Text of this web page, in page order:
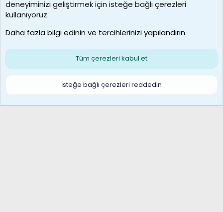
idriskaancelik
Son üye
Çerezler
S
deneyiminizi geliştirmek için isteğe bağlı çerezleri
kullanıyoruz.
Daha fazla bilgi edinin ve tercihlerinizi yapılandırın
Tüm çerezleri kabul et
İsteğe bağlı çerezleri reddedin